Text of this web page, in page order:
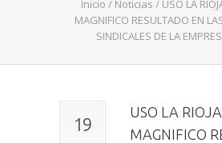
Inicio / Noticias / USO LA
MAGNIFICO RESULTADO EN
SINDICALES DE LA
19
USO LA
MAGNIFICO